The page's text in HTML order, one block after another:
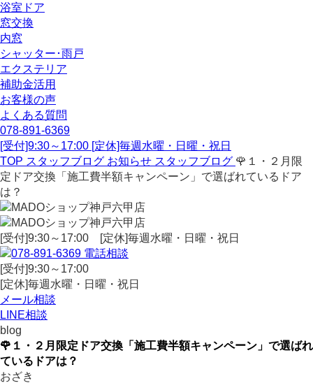
浴室ドア
窓交換
内窓
シャッター･雨戸
エクステリア
補助金活用
お客様の声
よくある質問
078-891-6369
[受付]9:30～17:00 [定休]毎週水曜・日曜・祝日
TOP スタッフブログ お知らせ スタッフブログ 🌹１・２月限
定ドア交換「施工費半額キャンペーン」で選ばれているドア
は？
[受付]9:30～17:00 [定休]毎週水曜・日曜・祝日
電話相談
[受付]9:30～17:00
[定休]毎週水曜・日曜・祝日
メール相談
LINE相談
blog
🌹１・２月限定ドア交換「施工費半額キャンペーン」で選ばれ
ているドアは？
おざき